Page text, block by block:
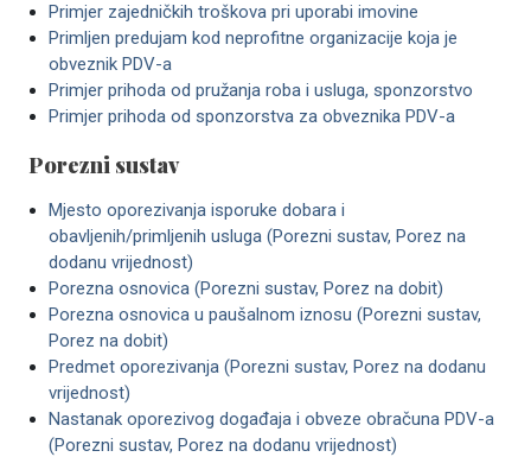
Primjer zajedničkih troškova pri uporabi imovine
Primljen predujam kod neprofitne organizacije koja je
obveznik PDV-a
Primjer prihoda od pružanja roba i usluga, sponzorstvo
Primjer prihoda od sponzorstva za obveznika PDV-a
Porezni sustav
Mjesto oporezivanja isporuke dobara i
obavljenih/primljenih usluga (Porezni sustav, Porez na
dodanu vrijednost)
Porezna osnovica (Porezni sustav, Porez na dobit)
Porezna osnovica u paušalnom iznosu (Porezni sustav,
Porez na dobit)
Predmet oporezivanja (Porezni sustav, Porez na dodanu
vrijednost)
Nastanak oporezivog događaja i obveze obračuna PDV-a
(Porezni sustav, Porez na dodanu vrijednost)